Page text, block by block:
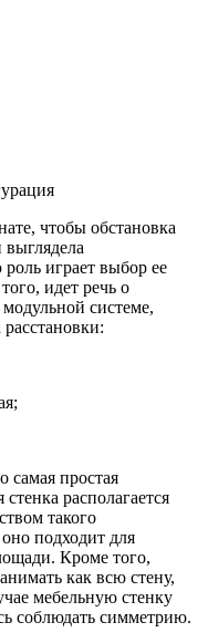
чтобы обстановка
играет выбор ее
идет речь о
системе,
простая
располагается
такого
подходит для
Кроме того,
как всю стену,
мебельную стенку
соблюдать симметрию.